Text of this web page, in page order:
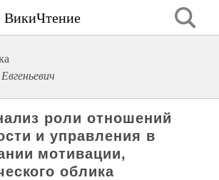
ВикиЧтение
роли отношений
и управления в
мотивации,
облика